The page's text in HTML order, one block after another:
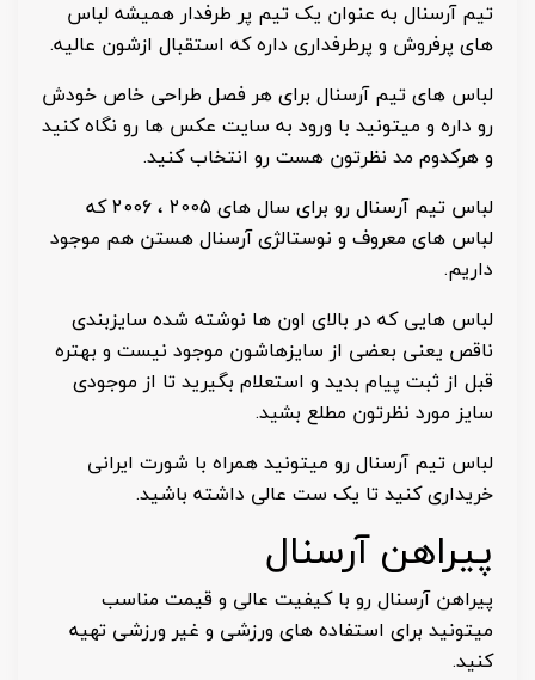
تیم آرسنال به عنوان یک تیم پر طرفدار همیشه لباس
های پرفروش و پرطرفداری داره که استقبال ازشون عالیه.
لباس های تیم آرسنال برای هر فصل طراحی خاص خودش
رو داره و میتونید با ورود به سایت عکس ها رو نگاه کنید
و هرکدوم مد نظرتون هست رو انتخاب کنید.
لباس تیم آرسنال رو برای سال های 2005 ، 2006 که
لباس های معروف و نوستالژی آرسنال هستن هم موجود
داریم.
لباس هایی که در بالای اون ها نوشته شده سایزبندی
ناقص یعنی بعضی از سایزهاشون موجود نیست و بهتره
قبل از ثبت پیام بدید و استعلام بگیرید تا از موجودی
سایز مورد نظرتون مطلع بشید.
لباس تیم آرسنال رو میتونید همراه با شورت ایرانی
خریداری کنید تا یک ست عالی داشته باشید.
پیراهن آرسنال
پیراهن آرسنال رو با کیفیت عالی و قیمت مناسب
میتونید برای استفاده های ورزشی و غیر ورزشی تهیه
کنید.